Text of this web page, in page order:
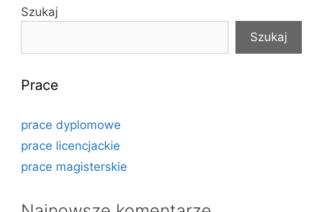
Szukaj
Szukaj
Prace
prace dyplomowe
prace licencjackie
prace magisterskie